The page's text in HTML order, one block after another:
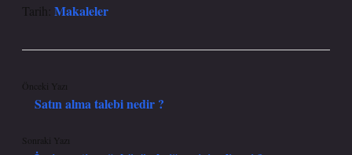
Tarih: Makaleler
Önceki Yazı
Satın alma talebi nedir ?
Sonraki Yazı